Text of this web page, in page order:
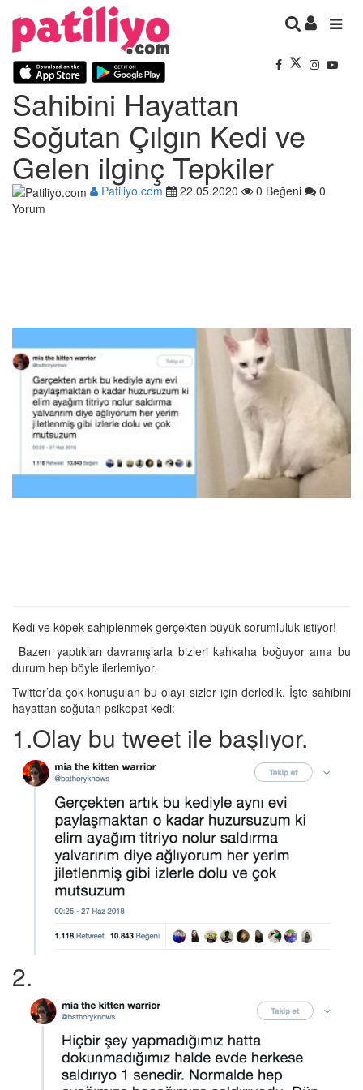
Sahibini Hayattan
Soğutan Çılgın Kedi ve
Gelen ilginç Tepkiler
Patiliyo.com 22.05.2020 0 Beğeni
0
Yorum
Kedi ve köpek sahiplenmek gerçekten büyük sorumluluk istiyor!
Bazen yaptıkları davranışlarla bizleri kahkaha boğuyor ama bu
durum hep böyle ilerlemiyor.
Twitter’da çok konuşulan bu olayı sizler için derledik. İşte sahibini
hayattan soğutan psikopat kedi:
1.Olay bu tweet ile başlıyor.
2.